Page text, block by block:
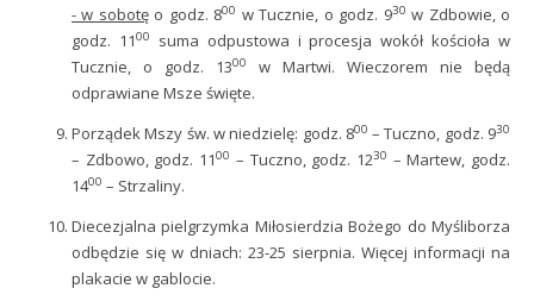
- w sobotęo godz. 800 w Tucznie, o godz. 930 w Zdbowie, o
godz. 1100
suma odpustowa i procesja wokół kościoła w
Tucznie, o godz. 1300
w Martwi. Wieczorem nie będą
odprawiane Msze święte.
Porządek Mszy św. w niedzielę: godz. 800 – Tuczno, godz. 930
– Zdbowo, godz. 1100 – Tuczno, godz. 1230 – Martew, godz.
1400 – Strzaliny.
Diecezjalna pielgrzymka Miłosierdzia Bożego do Myśliborza
odbędzie się w dniach: 23-25 sierpnia. Więcej informacji na
plakacie w gablocie.